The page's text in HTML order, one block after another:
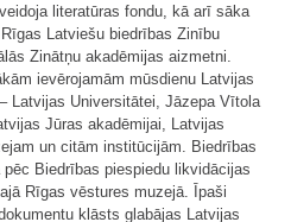
literatūras fondu, kā arī sāka
Latviešu biedrības Zinību
Zinātņu akadēmijas aizmetni.
ievērojamām mūsdienu Latvijas
Latvijas Universitātei, Jāzepa Vītola
Jūras akadēmijai, Latvijas
un citām institūcijām. Biedrības
Biedrības piespiedu likvidācijas
Rīgas vēstures muzejā. Īpaši
klāsts glabājas Latvijas